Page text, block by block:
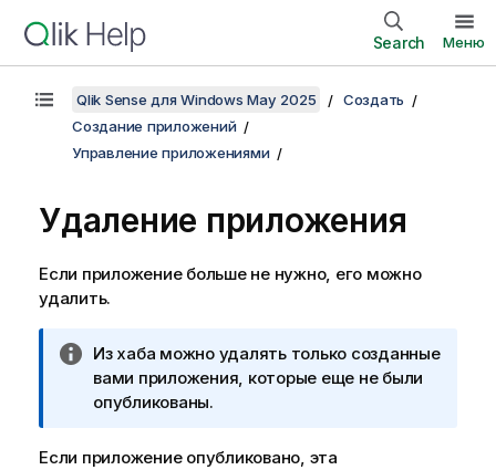
Search Меню
Qlik Sense для Windows May 2025
Создать
Создание приложений
Управление приложениями
Удаление приложения
Если приложение больше не нужно, его можно
удалить.
П
р
и
е
Из хаба можно удалять только созданные
вами приложения, которые еще не были
опубликованы.
Если приложение опубликовано, эта